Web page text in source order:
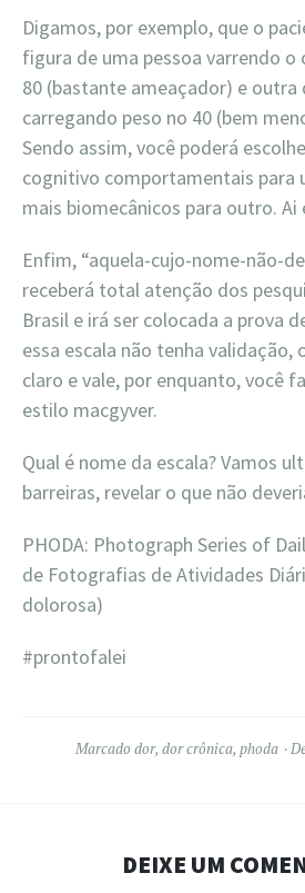
Digamos, por exemplo, que o
figura de uma pessoa varrendo o
80 (bastante ameaçador) e outra
carregando peso no 40 (bem
Sendo assim, você poderá
cognitivo comportamentais para
mais biomecânicos para outro. Ai
Enfim, “aquela-cujo-nome-não-
receberá total atenção dos
Brasil e irá ser colocada a prova
essa escala não tenha validação,
claro e vale, por enquanto, você
estilo macgyver.
Qual é nome da escala? Vamos
barreiras, revelar o que não
PHODA: Photograph Series of
de Fotografias de Atividades
dolorosa)
#prontofalei
Marcado dor, dor crônica, phoda
DEIXE UM